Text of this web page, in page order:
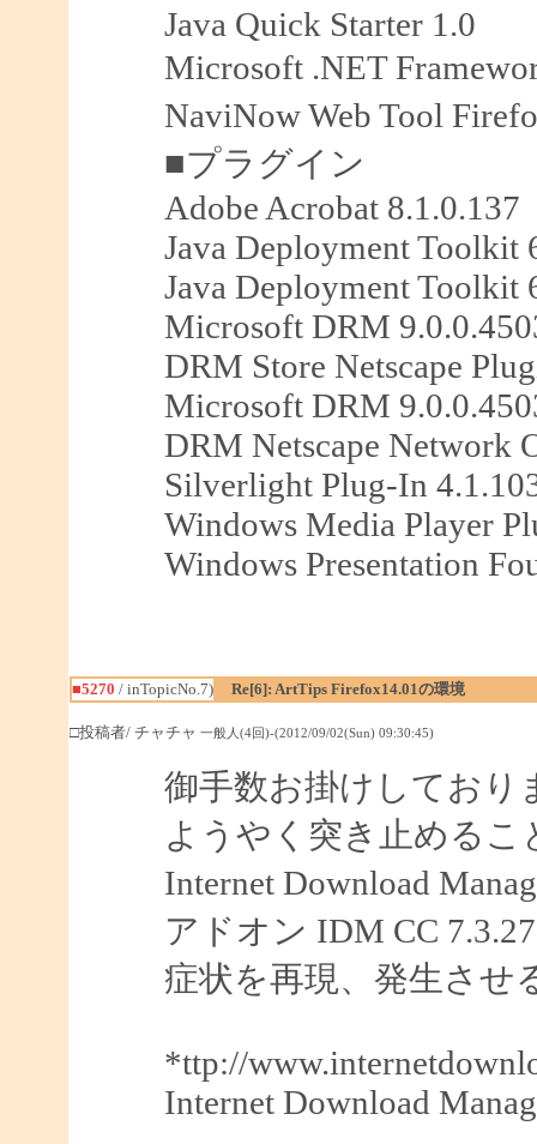
Java Quick Starter 1.0
Microsoft .NET
NaviNow Web Tool
■プラグイン
Adobe Acrobat 8.1.0.137
Java Deployment Toolkit
Java Deployment Toolkit
Microsoft DRM
DRM Store Netscape
Microsoft DRM
DRM Netscape Network
Silverlight Plug-In
Windows Media Player
Windows Presentation
■5270 / inTopicNo.7) Re[6]: ArtTips Firefox14.01の環境
□投稿者/ チャチャ 一般人(4回)-(2012/09/02(Sun) 09:30:45)
御手数お掛けしており
ようやく突き止めるこ
Internet Download
アドオン IDM CC
症状を再現、発生させ
*ttp://
Internet Download